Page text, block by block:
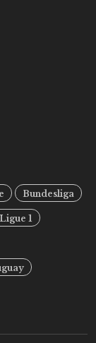
Bundesliga
Ligue 1